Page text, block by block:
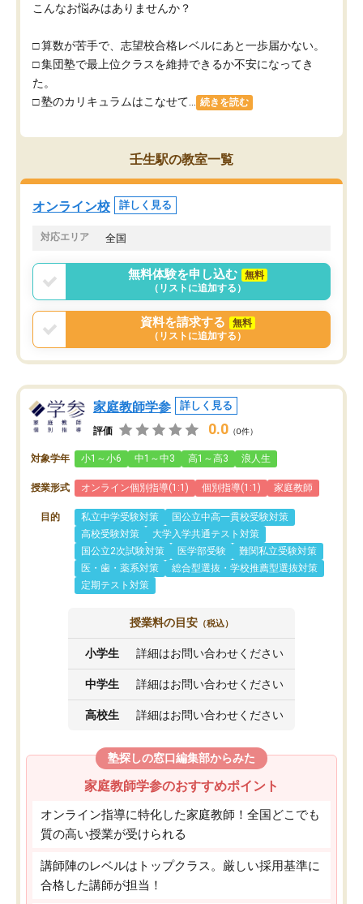
こんなお悩みはありませんか？
□ 算数が苦手で、志望校合格レベルにあと一歩届かない。
□ 集団塾で最上位クラスを維持できるか不安になってき
た。
□ 塾のカリキュラムはこなせて...
続きを読む
壬生駅の教室一覧
オンライン校 詳しく見る
対応エリア 全国
無料体験を申し込む
無料
（リストに追加する）
資料を請求する
無料
（リストに追加する）
家庭教師学参 詳しく見る
評価 0.0 （0件）
対象学年 小1～小6 中1～中3 高1～高3 浪人生
授業形式 オンライン個別指導(1:1) 個別指導(1:1) 家庭教師
目的 私立中学受験対策
国公立中高一貫校受験対策
高校受験対策
大学入学共通テスト対策
国公立2次試験対策
医学部受験
難関私立受験対策
医・歯・薬系対策
総合型選抜・学校推薦型選抜対策
定期テスト対策
授業料の目安 （税込）
小学生 詳細はお問い合わせください
中学生 詳細はお問い合わせください
高校生 詳細はお問い合わせください
塾探しの窓口編集部からみた
家庭教師学参のおすすめポイント
オンライン指導に特化した家庭教師！全国どこでも
質の高い授業が受けられる
講師陣のレベルはトップクラス。厳しい採用基準に
合格した講師が担当！